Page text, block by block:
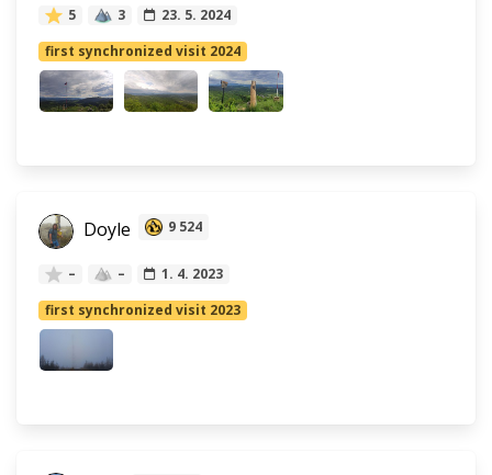
5 3
23. 5. 2024
first synchronized visit 2024
Doyle 9 524
– –
1. 4. 2023
first synchronized visit 2023